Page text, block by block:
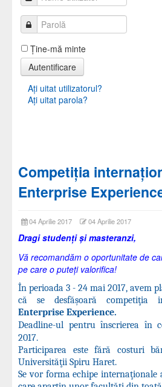
Ţine-mă minte
Autentificare
Aţi uitat utilizatorul?
Aţi uitat parola?
Competiţia
Enterprise
04 Aprilie 2017 04 Aprilie 2017
Dragi studenți și masteranzi,
Vă recomandăm o oportunitate de
pe care o puteți valorifica!
În perioada 3 - 24 mai 2017, avem
că se desfăşoară competiţia
Enterprise Experience.
Deadline-ul pentru înscrierea în
2017.
Participarea este fără costuri
Universităţii Spiru Haret.
Se vor forma echipe